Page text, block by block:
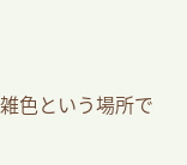
色という場所で